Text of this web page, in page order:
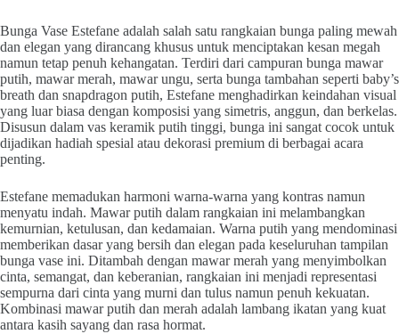
Bunga Vase Estefane adalah salah satu rangkaian bunga paling mewah
dan elegan yang dirancang khusus untuk menciptakan kesan megah
namun tetap penuh kehangatan. Terdiri dari campuran bunga mawar
putih, mawar merah, mawar ungu, serta bunga tambahan seperti baby’s
breath dan snapdragon putih, Estefane menghadirkan keindahan visual
yang luar biasa dengan komposisi yang simetris, anggun, dan berkelas.
Disusun dalam vas keramik putih tinggi, bunga ini sangat cocok untuk
dijadikan hadiah spesial atau dekorasi premium di berbagai acara
penting.
Estefane memadukan harmoni warna-warna yang kontras namun
menyatu indah. Mawar putih dalam rangkaian ini melambangkan
kemurnian, ketulusan, dan kedamaian. Warna putih yang mendominasi
memberikan dasar yang bersih dan elegan pada keseluruhan tampilan
bunga vase ini. Ditambah dengan mawar merah yang menyimbolkan
cinta, semangat, dan keberanian, rangkaian ini menjadi representasi
sempurna dari cinta yang murni dan tulus namun penuh kekuatan.
Kombinasi mawar putih dan merah adalah lambang ikatan yang kuat
antara kasih sayang dan rasa hormat.